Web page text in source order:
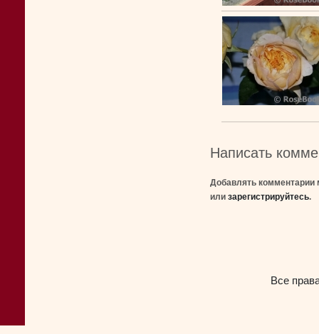
Написать
Добавлять комментарии
или зарегистрируйтесь.
Все